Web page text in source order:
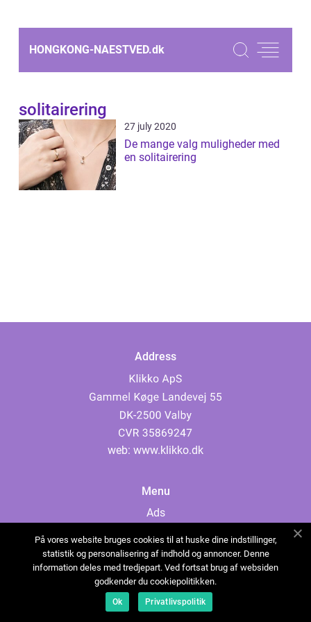
HONGKONG-NAESTVED.dk
solitairering
27 july 2020
De mange valg muligheder med
en solitairering
Address
web: www.klikko.dk
Menu
Ads
Cookies
Contact
Sitemap
På vores website bruges cookies til at huske dine indstillinger,
statistik og personalisering af indhold og annoncer. Denne
information deles med tredjepart. Ved fortsat brug af websiden
godkender du cookiepolitikken.
Ok Privatlivspolitik